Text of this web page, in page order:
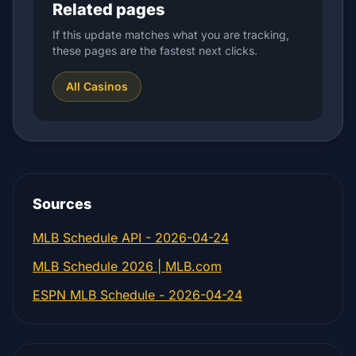
Related pages
If this update matches what you are tracking,
these pages are the fastest next clicks.
All Casinos
Sources
MLB Schedule API - 2026-04-24
MLB Schedule 2026 | MLB.com
ESPN MLB Schedule - 2026-04-24